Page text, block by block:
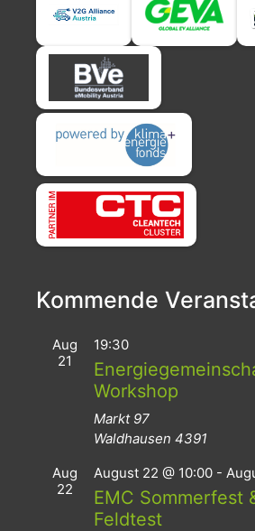
Kommende
Aug
21
19:30
Workshop
Markt 97
Waldhausen 4391
Aug
22
August 22 @ 10:00 -
EMC Sommerfest
Feldtest